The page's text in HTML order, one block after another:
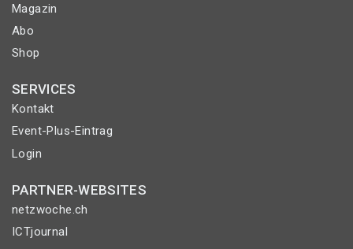
Magazin
Abo
Shop
SERVICES
Kontakt
Event-Plus-Eintrag
Login
PARTNER-WEBSITES
netzwoche.ch
ICTjournal